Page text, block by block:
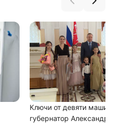
Ключи от девяти машин
губернатор Александр
вы
конфиденциальности